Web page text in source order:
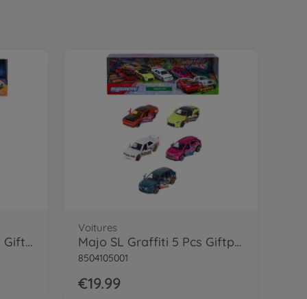
Majo SOS Monde 5 Pcs Giftpack
Voitures
Majo SL Graffiti 5 Pcs Giftpack
8504105001
€19.99